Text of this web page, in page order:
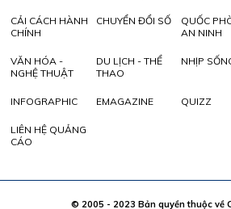
CẢI CÁCH HÀNH
CHÍNH
CHUYỂN ĐỔI SỐ
QUỐC
AN NINH
VĂN HÓA -
NGHỆ THUẬT
DU LỊCH - THỂ
THAO
NHỊP
INFOGRAPHIC EMAGAZINE QUIZZ
LIÊN HỆ QUẢNG
CÁO
© 2005 - 2023 Bản quyền thuộc về